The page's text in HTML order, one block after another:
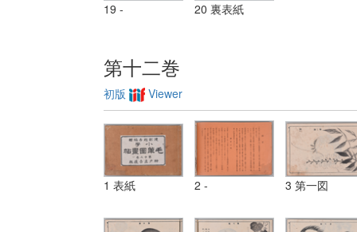
19 - 20 裏表紙
第十二巻
初版 Viewer
1 表紙 2 - 3 第一図